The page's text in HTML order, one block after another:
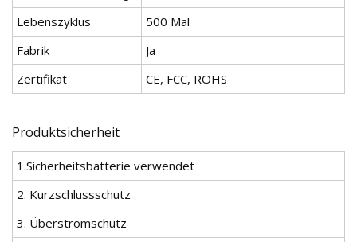
Lebenszyklus
500 Mal
Fabrik
Ja
Zertifikat
CE, FCC, ROHS
Produktsicherheit
1.Sicherheitsbatterie verwendet
2. Kurzschlussschutz
3. Überstromschutz